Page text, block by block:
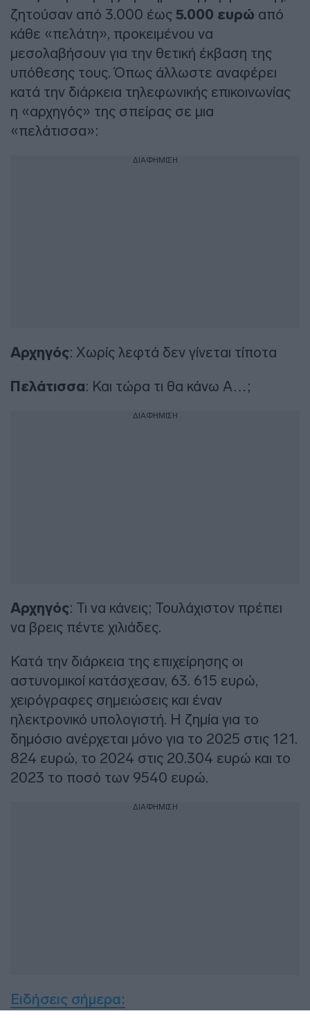
ζητούσαν από 3.000 έως 5.000 ευρώ από
κάθε «πελάτη», προκειμένου να
μεσολαβήσουν για την θετική έκβαση της
υπόθεσης τους. Όπως άλλωστε αναφέρει
κατά την διάρκεια τηλεφωνικής επικοινωνίας
η «αρχηγός» της σπείρας σε μια
«πελάτισσα»:
ΔΙΑΦΗΜΙΣΗ
Αρχηγός: Χωρίς λεφτά δεν γίνεται τίποτα
Πελάτισσα: Και τώρα τι θα κάνω Α…;
ΔΙΑΦΗΜΙΣΗ
Αρχηγός: Τι να κάνεις; Τουλάχιστον πρέπει
να βρεις πέντε χιλιάδες.
Κατά την διάρκεια της επιχείρησης οι
αστυνομικοί κατάσχεσαν, 63. 615 ευρώ,
χειρόγραφες σημειώσεις και έναν
ηλεκτρονικό υπολογιστή. Η ζημία για το
δημόσιο ανέρχεται μόνο για το 2025 στις 121.
824 ευρώ, το 2024 στις 20.304 ευρώ και το
2023 το ποσό των 9540 ευρώ.
ΔΙΑΦΗΜΙΣΗ
Ειδήσεις σήμερα: